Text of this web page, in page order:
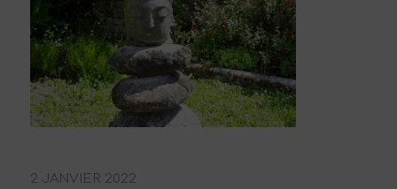
2 JANVIER 2022